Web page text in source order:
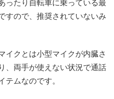
ったり自転車に乗っている最
すので、推奨されていないみ
イクとは小型マイクが内臓さ
、両手が使えない状況で通話
テムなのです。